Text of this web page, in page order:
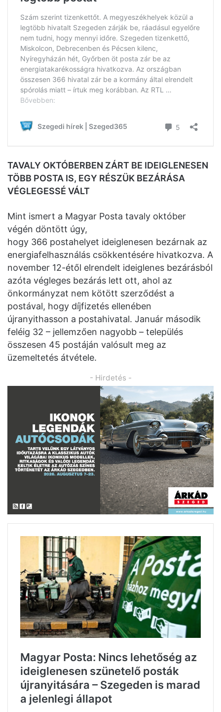
TAVALY OKTÓBERBEN ZÁRT BE IDEIGLENESEN
TÖBB POSTA IS, EGY RÉSZÜK BEZÁRÁSA
VÉGLEGESSÉ VÁLT
Mint ismert a Magyar Posta tavaly október
végén döntött úgy,
hogy 366 postahelyet ideiglenesen bezárnak az
energiafelhasználás csökkentésére hivatkozva. A
november 12-étől elrendelt ideiglenes bezárásból
azóta végleges bezárás lett ott, ahol az
önkormányzat nem kötött szerződést a
postával, hogy díjfizetés ellenében
újranyithasson a postahivatal. Január második
feléig 32 – jellemzően nagyobb – település
összesen 45 postáján valósult meg az
üzemeltetés átvétele.
- Hirdetés -